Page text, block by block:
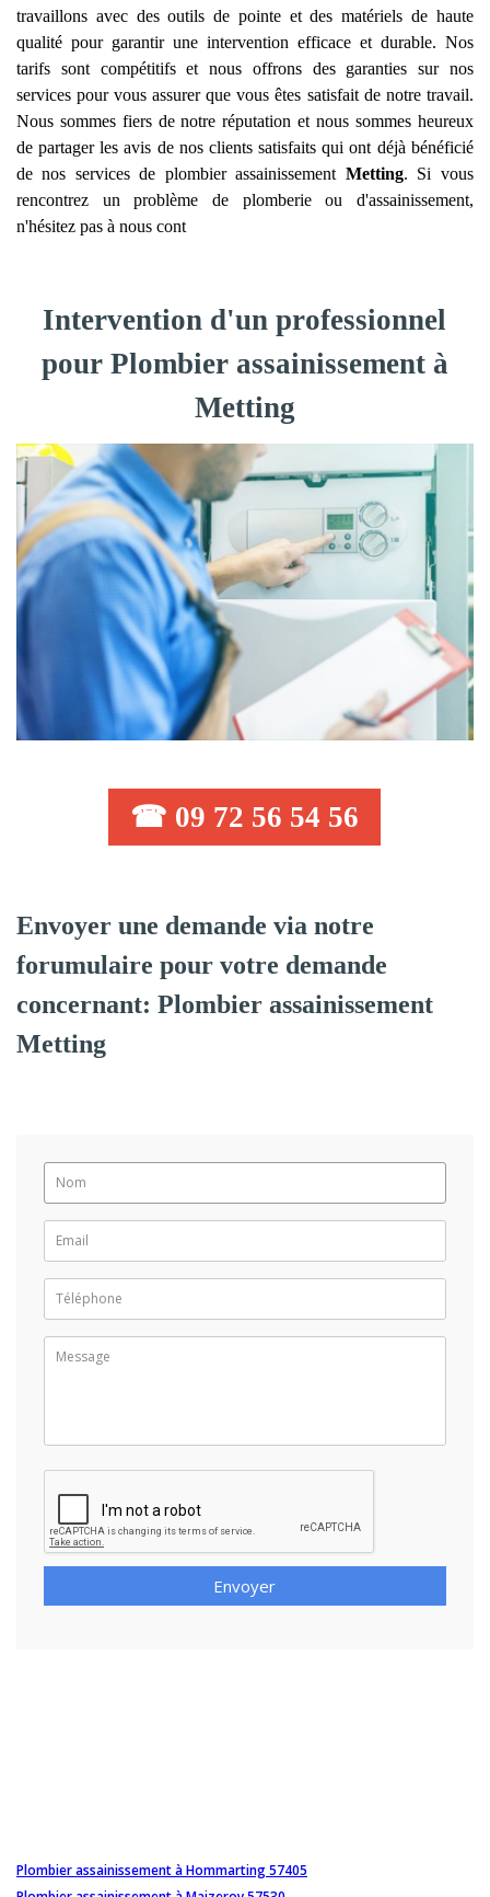
travaillons avec des outils de pointe et des matériels de haute
qualité pour garantir une intervention efficace et durable. Nos
tarifs sont compétitifs et nous offrons des garanties sur nos
services pour vous assurer que vous êtes satisfait de notre travail.
Nous sommes fiers de notre réputation et nous sommes heureux
de partager les avis de nos clients satisfaits qui ont déjà bénéficié
de nos services de plombier assainissement Metting. Si vous
rencontrez un problème de plomberie ou d'assainissement,
n'hésitez pas à nous cont
Intervention d'un professionnel
pour Plombier assainissement à
Metting
☎ 09 72 56 54 56
Envoyer une demande via notre
forumulaire pour votre demande
concernant: Plombier assainissement
Metting
Envoyer
Plombier assainissement à Hommarting 57405